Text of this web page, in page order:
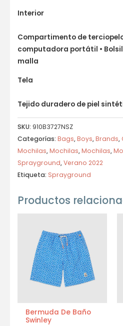
Interior
Compartimento de
computadora portátil •
malla
Tela
Tejido duradero de piel
SKU: 910B3727NSZ
Categorías: Bags,Boys,Brands,
Mochilas,Mochilas,Mochilas,
Sprayground,Verano 2022
Etiqueta: Sprayground
Productos
Bermuda De Baño
Swinley